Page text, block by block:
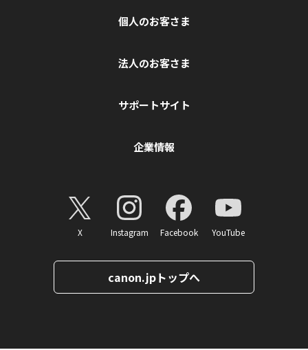
個人のお客さま
法人のお客さま
サポートサイト
企業情報
X Instagram Facebook YouTube
canon.jpトップへ